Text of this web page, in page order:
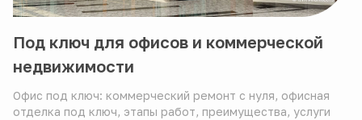
Под ключ для офисов и коммерческой
недвижимости
Офис под ключ: коммерческий ремонт с нуля, офисная
отделка под ключ, этапы работ, преимущества, услуги